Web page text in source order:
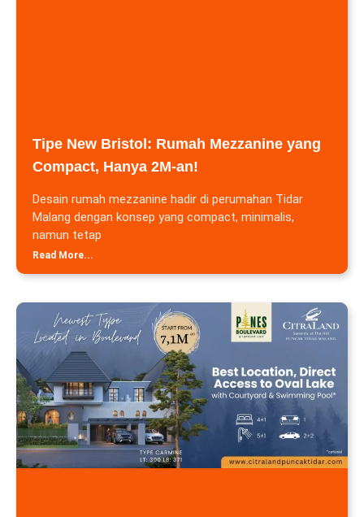
Tipe New Bristol: Rumah Mezzanine yang
Compact, Hanya 2M-an!
Desain rumah mezzanine hadir di perumahan Tidar
Malang dengan konsep yang compact, minimalis,
namun tetap
Read More...